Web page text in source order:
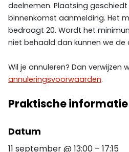
deelnemen. Plaatsing
binnenkomst aanmelding. Het
bedraagt 20. Wordt het
niet behaald dan kunnen we de
Wil je annuleren? Dan verwijzen
annuleringsvoorwaarden.
Praktische informatie
Datum
11 september@13:00 – 17:15